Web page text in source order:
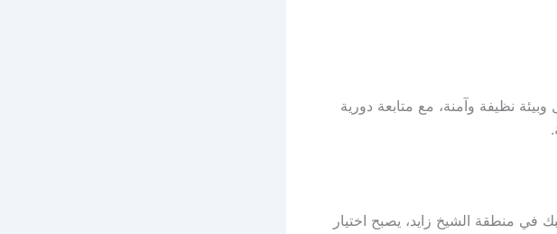
نظيفة وآمنة، مع متابعة دورية
في منطقة الشيخ زايد، يصبح اختيار